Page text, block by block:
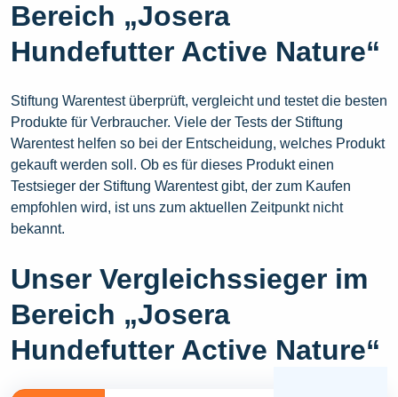
Bereich „Josera
Hundefutter Active Nature“
Stiftung Warentest überprüft, vergleicht und testet die besten
Produkte für Verbraucher. Viele der Tests der Stiftung
Warentest helfen so bei der Entscheidung, welches Produkt
gekauft werden soll. Ob es für dieses Produkt einen
Testsieger der Stiftung Warentest gibt, der zum Kaufen
empfohlen wird, ist uns zum aktuellen Zeitpunkt nicht
bekannt.
Unser Vergleichssieger im
Bereich „Josera
Hundefutter Active Nature“